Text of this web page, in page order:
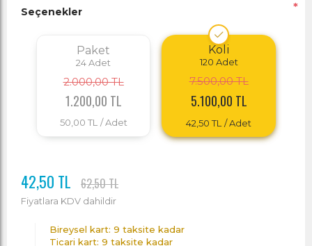
Seçenekler *
Paket
24Adet
2.000,00 TL
1.200,00 TL
50,00 TL / Adet
Koli
120 Adet
7.500,00 TL
5.100,00 TL
42,50 TL / Adet
42,50 TL 62,50 TL
Fiyatlara KDV dahildir
Bireysel kart: 9 taksite kadar
Ticari kart: 9 taksite kadar